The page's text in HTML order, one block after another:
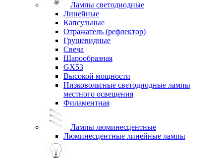
Лампы светодиодные
Линейные
Капсульные
Отражатель (рефлектор)
Грушевидные
Свеча
Шарообразная
GX53
Высокой мощности
Низковольтные светодиодные лампы
местного освещения
Филаментная
Лампы люминесцентные
Люминесцентные линейные лампы